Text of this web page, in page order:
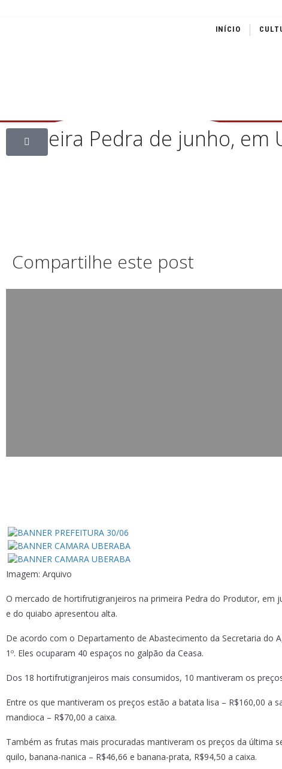
INÍCIO
Primeira Pedra de junho, em
Compartilhe este post
Imagem: Arquivo
O mercado de hortifrutigranjeiros na primeira Pedra do Produtor, em
e do quiabo apresentou alta.
De acordo com o Departamento de Abastecimento da Secretaria do
1º. Eles ocuparam 40 espaços no galpão da Ceasa.
Dos 18 hortifrutigranjeiros mais consumidos, 10 mantiveram os
Entre os que mantiveram os preços estão a batata lisa – R$160,00 a
mandioca – R$70,00 a caixa.
Também as frutas mais procuradas mantiveram os preços da última
quilo, banana-nanica – R$46,66 e banana-prata, R$94,50 a caixa.